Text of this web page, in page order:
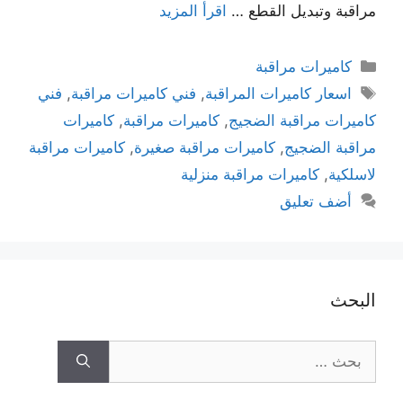
مراقبة وتبديل القطع … اقرأ المزيد
كاميرات مراقبة
اسعار كاميرات المراقبة, فني كاميرات مراقبة, فني
كاميرات مراقبة الضجيج, كاميرات مراقبة, كاميرات
مراقبة الضجيج, كاميرات مراقبة صغيرة, كاميرات مراقبة
لاسلكية, كاميرات مراقبة منزلية
أضف تعليق
البحث